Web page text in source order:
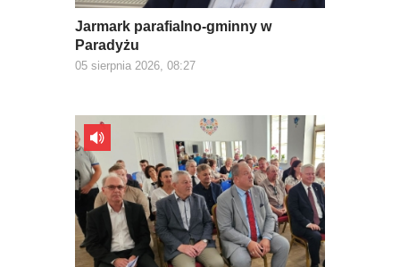
Jarmark parafialno-gminny w
Paradyżu
05 sierpnia 2026, 08:27